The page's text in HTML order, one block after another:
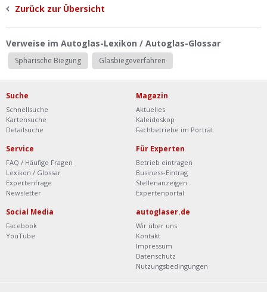
Ist Ihre Werkstatt schon dabei?
Kostenlos eintragen
Zurück zur Übersicht
Verweise im Autoglas-Lexikon / Autoglas-Glossar
Sphärische Biegung Glasbiegeverfahren
Suche
Schnellsuche
Kartensuche
Detailsuche
Magazin
Aktuelles
Kaleidoskop
Fachbetriebe im Porträt
Service
FAQ / Häufige Fragen
Lexikon / Glossar
Expertenfrage
Newsletter
Für Experten
Betrieb eintragen
Business-Eintrag
Stellenanzeigen
Expertenportal
Social Media
Facebook
YouTube
autoglaser.de
Wir über uns
Kontakt
Impressum
Datenschutz
Nutzungsbedingungen